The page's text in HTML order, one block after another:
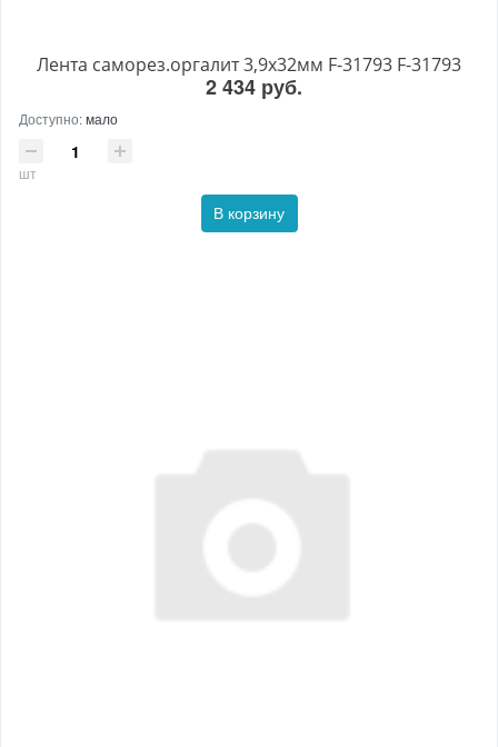
Лента саморез.оргалит 3,9х32мм F-31793 F-31793
2 434 руб.
Доступно:мало
шт
В корзину